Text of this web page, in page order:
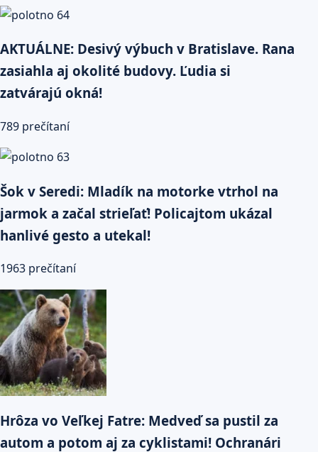
AKTUÁLNE: Desivý výbuch v Bratislave. Rana
zasiahla aj okolité budovy. Ľudia si
zatvárajú okná!
789 prečítaní
Šok v Seredi: Mladík na motorke vtrhol na
jarmok a začal strieľať! Policajtom ukázal
hanlivé gesto a utekal!
1963 prečítaní
Hrôza vo Veľkej Fatre: Medveď sa pustil za
autom a potom aj za cyklistami! Ochranári